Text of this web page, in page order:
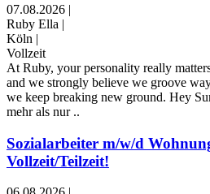
07.08.2026 |
Ruby Ella |
Köln |
Vollzeit
At Ruby, your personality really
and we strongly believe we groove
we keep breaking new ground. Hey
mehr als nur ..
Sozialarbeiter m/w/d
Vollzeit/Teilzeit!